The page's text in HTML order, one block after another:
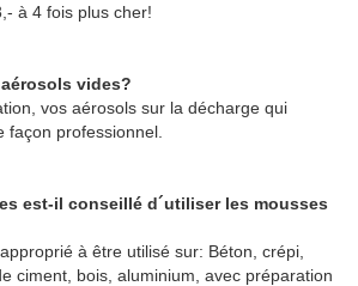
à 4 fois plus cher!
vides?
vos aérosols sur la décharge qui
façon professionnel.
est-il conseillé d´utiliser les mousses
à être utilisé sur: Béton, crépi,
ciment, bois, aluminium, avec préparation